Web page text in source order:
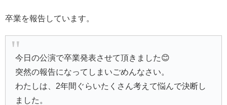
卒業を報告しています。
今日の公演で卒業発表させて頂きました😊
突然の報告になってしまいごめんなさい。
わたしは、2年間ぐらいたくさん考えて悩んで決断し
ました。